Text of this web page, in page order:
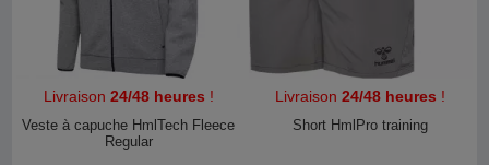
Livraison 24/48 heures !
Veste à capuche HmlTech Fleece
Regular
Livraison24/48 heures !
Short HmlPro training